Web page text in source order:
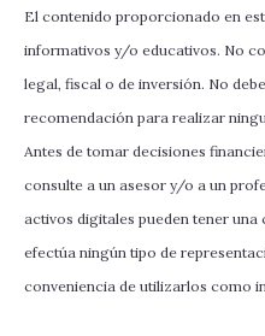
El contenido proporcionado en
informativos y/o educativos. No
legal, fiscal o de inversión. No
recomendación para realizar
Antes de tomar decisiones
consulte a un asesor y/o a un
activos digitales pueden tener
efectúa ningún tipo de
conveniencia de utilizarlos como